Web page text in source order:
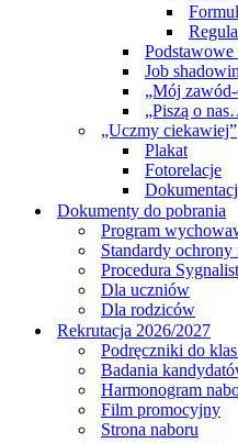
Job
„Mój zawód-
„Piszą o
„Uczmy ciekawiej”
Plakat
Fotorelacje
Dokumenty do pobrania
Program
Standardy ochrony
Procedura
Dla uczniów
Dla rodziców
Rekrutacja 2026/2027
Podręczniki do
Badania
Harmonogram
Film promocyjny
Strona naboru